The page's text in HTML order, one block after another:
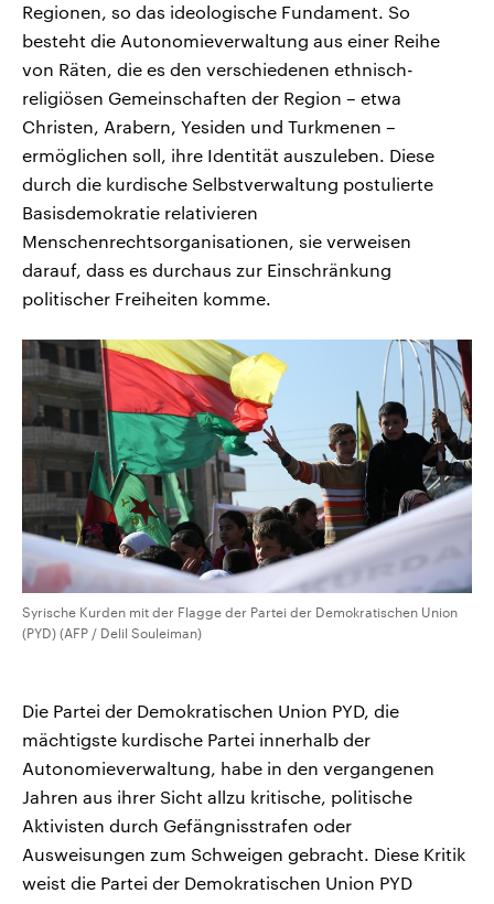
Regionen, so das ideologische Fundament. So
besteht die Autonomieverwaltung aus einer Reihe
von Räten, die es den verschiedenen ethnisch-
religiösen Gemeinschaften der Region – etwa
Christen, Arabern, Yesiden und Turkmenen –
ermöglichen soll, ihre Identität auszuleben. Diese
durch die kurdische Selbstverwaltung postulierte
Basisdemokratie relativieren
Menschenrechtsorganisationen, sie verweisen
darauf, dass es durchaus zur Einschränkung
politischer Freiheiten komme.
Syrische Kurden mit der Flagge der Partei der Demokratischen Union
(PYD) (AFP / Delil Souleiman)
Die Partei der Demokratischen Union PYD, die
mächtigste kurdische Partei innerhalb der
Autonomieverwaltung, habe in den vergangenen
Jahren aus ihrer Sicht allzu kritische, politische
Aktivisten durch Gefängnisstrafen oder
Ausweisungen zum Schweigen gebracht. Diese Kritik
weist die Partei der Demokratischen Union PYD